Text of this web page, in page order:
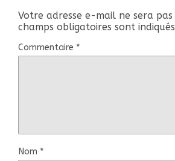
Votre adresse e-mail ne sera pas
champs obligatoires sont
Commentaire *
Nom *